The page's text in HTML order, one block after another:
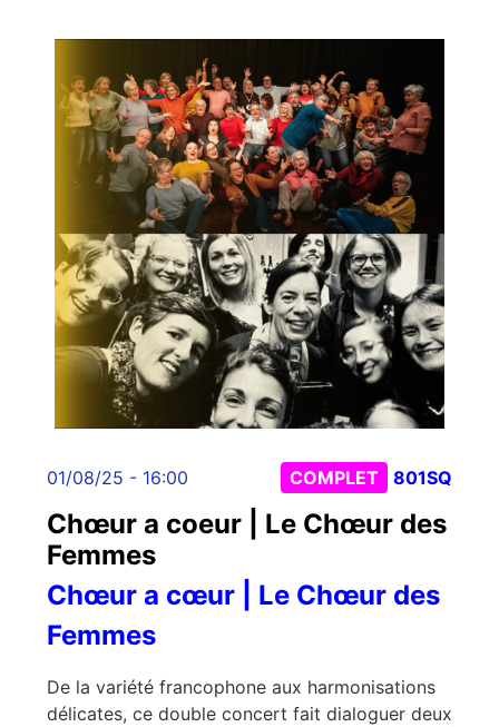
01/08/25 - 16:00 COMPLET 801SQ
Chœur a coeur | Le Chœur des
Femmes
Chœur a cœur | Le Chœur des
Femmes
De la variété francophone aux harmonisations
délicates, ce double concert fait dialoguer deux